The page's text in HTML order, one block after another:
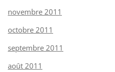
novembre 2011
octobre 2011
septembre 2011
août 2011